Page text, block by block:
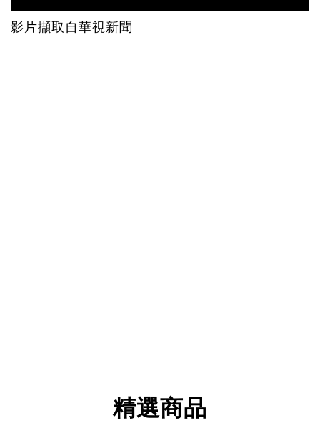
影片擷取自華視新聞
精選商品